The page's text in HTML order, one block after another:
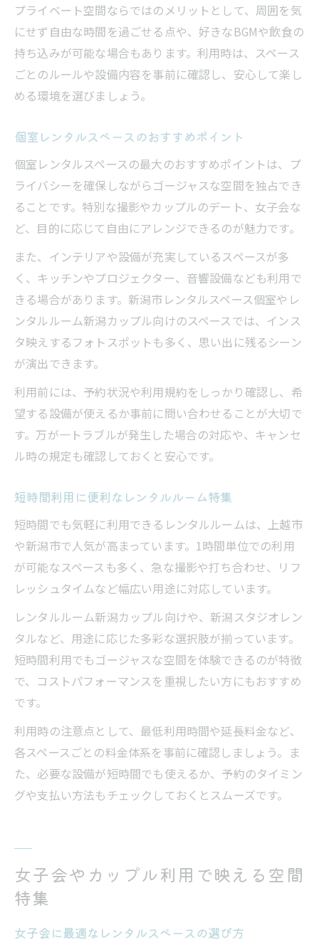
プライベート空間ならではのメリットとして、周囲を気
にせず自由な時間を過ごせる点や、好きなBGMや飲食の
持ち込みが可能な場合もあります。利用時は、スペース
ごとのルールや設備内容を事前に確認し、安心して楽し
める環境を選びましょう。
個室レンタルスペースのおすすめポイント
個室レンタルスペースの最大のおすすめポイントは、プ
ライバシーを確保しながらゴージャスな空間を独占でき
ることです。特別な撮影やカップルのデート、女子会な
ど、目的に応じて自由にアレンジできるのが魅力です。
また、インテリアや設備が充実しているスペースが多
く、キッチンやプロジェクター、音響設備なども利用で
きる場合があります。新潟市レンタルスペース個室やレ
ンタルルーム新潟カップル向けのスペースでは、インス
タ映えするフォトスポットも多く、思い出に残るシーン
が演出できます。
利用前には、予約状況や利用規約をしっかり確認し、希
望する設備が使えるか事前に問い合わせることが大切で
す。万が一トラブルが発生した場合の対応や、キャンセ
ル時の規定も確認しておくと安心です。
短時間利用に便利なレンタルルーム特集
短時間でも気軽に利用できるレンタルルームは、上越市
や新潟市で人気が高まっています。1時間単位での利用
が可能なスペースも多く、急な撮影や打ち合わせ、リフ
レッシュタイムなど幅広い用途に対応しています。
レンタルルーム新潟カップル向けや、新潟スタジオレン
タルなど、用途に応じた多彩な選択肢が揃っています。
短時間利用でもゴージャスな空間を体験できるのが特徴
で、コストパフォーマンスを重視したい方にもおすすめ
です。
利用時の注意点として、最低利用時間や延長料金など、
各スペースごとの料金体系を事前に確認しましょう。ま
た、必要な設備が短時間でも使えるか、予約のタイミン
グや支払い方法もチェックしておくとスムーズです。
女子会やカップル利用で映える空間
特集
女子会に最適なレンタルスペースの選び方